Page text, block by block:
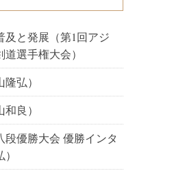
及と発展（第1回アジ
選手権大会）
弘）
良）
段優勝大会 優勝インタ